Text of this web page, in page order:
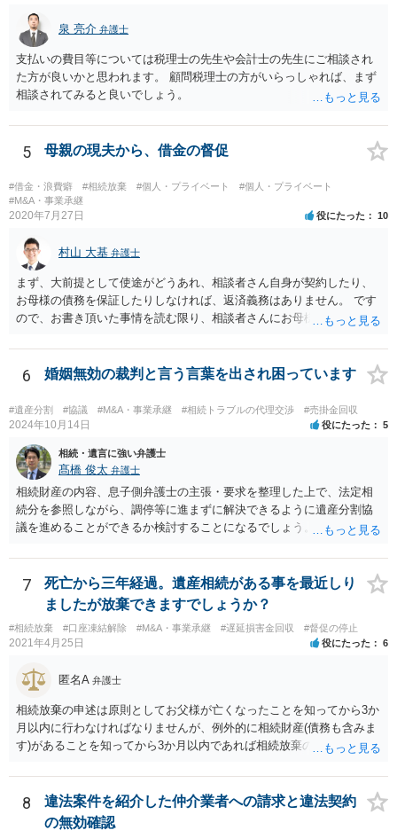
泉 亮介 弁護士
支払いの費目等については税理士の先生や会計士の先生にご相談され
た方が良いかと思われます。 顧問税理士の方がいらっしゃれば、まず
相談されてみると良いでしょう。
5 母親の現夫から、借金の督促
#借金・浪費癖 #相続放棄 #個人・プライベート
#個人・プライベート
#M&A・事業承継
2020年7月27日 役にたった 10
村山 大基 弁護士
まず、大前提として使途がどうあれ、相談者さん自身が契約したり、
お母様の債務を保証したりしなければ、返済義務はありません。 です
ので、お書き頂いた事情を読む限り、相談者さんにお母様の現夫への
も法律相談に行けば同趣旨のことを回答されるので、裁判まではしな
いと思います） ・借りたのは母なので、私は支払いませんと伝える あ
6 婚姻無効の裁判と言う言葉を出され困っています
#遺産分割 #協議 #M&A・事業承継 #相続トラブルの代理交渉 #売掛金回収
2024年10月14日 役にたった 5
相続・遺言に強い弁護士
髙橋 俊太 弁護士
相続財産の内容、息子側弁護士の主張・要求を整理した上で、法定相
続分を参照しながら、調停等に進まずに解決できるように遺産分割協
議を進めることができるか検討することになるでしょう。少なくとも
遺産をまとめて現金でくれ】という要求に応じる必要はありません。
7
死亡から三年経過。遺産相続がある事を最近しり
ましたが放棄できますでしょうか？
#相続放棄 #口座凍結解除 #M&A・事業承継 #遅延損害金回収 #督促の停止
2021年4月25日 役にたった 6
匿名A 弁護士
相続放棄の申述は原則としてお父様が亡くなったことを知ってから3か
月以内に行わなければなりませんが、例外的に相続財産(債務も含みま
す)があることを知ってから3か月以内であれば相続放棄の申述が認め
したら、早急に家裁に行って相続放棄の申述をしたい旨告げて必要な
書類を提出されることをおすすめいたします。 なお、お父様の債務が
他にもあるかもしれないというリスクを考えますと、相続放棄の申述
にあたっては、法テラスの無料相談等を利用して弁護士に相談するこ
8
違法案件を紹介した仲介業者への請求と違法契約
の無効確認